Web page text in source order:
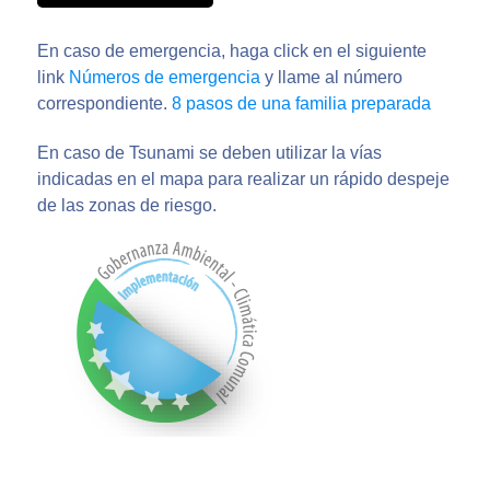
En caso de emergencia, haga click en el siguiente
link Números de emergencia y llame al número
correspondiente. 8 pasos de una familia preparada
En caso de Tsunami se deben utilizar la vías
indicadas en el mapa para realizar un rápido despeje
de las zonas de riesgo.